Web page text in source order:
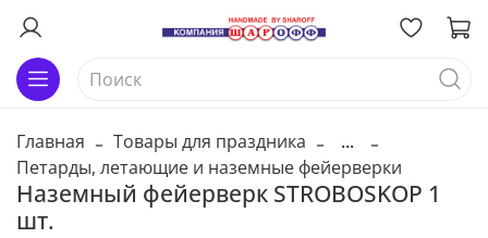
Главная Товары для праздника
...
Петарды, летающие и наземные фейерверки
Наземный фейерверк STROBOSKOP 1
шт.